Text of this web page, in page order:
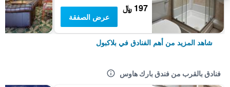
197 ﷼
عرض الصفقة
شاهد المزيد من أهم الفنادق في بلاكبول
فنادق بالقرب من فندق بارك هاوس